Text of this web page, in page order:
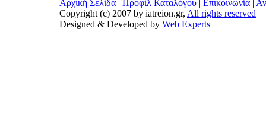
Αρχική Σελίδα Προφίλ Καταλόγου Επικοινωνία
Copyright (c) 2007 by iatreion.gr, All rights reserved
Designed & Developed by Web Experts